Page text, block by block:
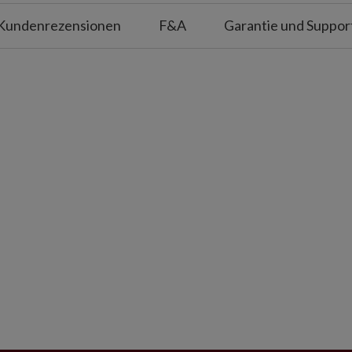
eine längere Haltbarkeit empfehlen wir,
F&A Garantie und